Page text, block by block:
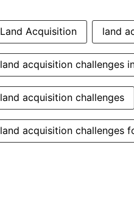
Land Acquisition land
land acquisition challenges
land acquisition challenges
land acquisition challenges